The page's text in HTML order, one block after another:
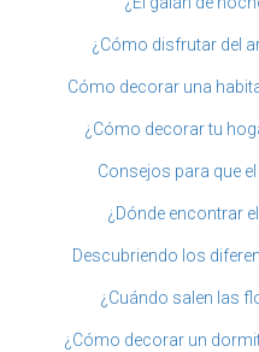
¿Cómo disfrutar del
Cómo decorar una
¿Cómo decorar tu
Consejos para que
¿Dónde encontrar
Descubriendo los
¿Cuándo salen las
¿Cómo decorar un